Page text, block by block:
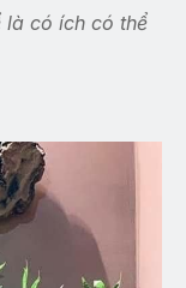
là có ích có thể